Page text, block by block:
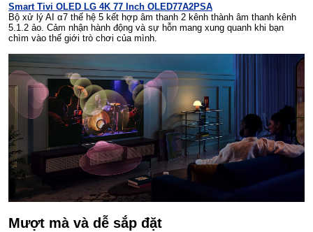
Smart Tivi OLED LG 4K 77 Inch OLED77A2PSA
Bộ xử lý AI α7 thế hệ 5 kết hợp âm thanh 2 kênh thành âm thanh kênh
5.1.2 ảo. Cảm nhận hành động và sự hỗn mang xung quanh khi bạn
chìm vào thế giới trò chơi của mình.
Mượt mà và dễ sắp đặt